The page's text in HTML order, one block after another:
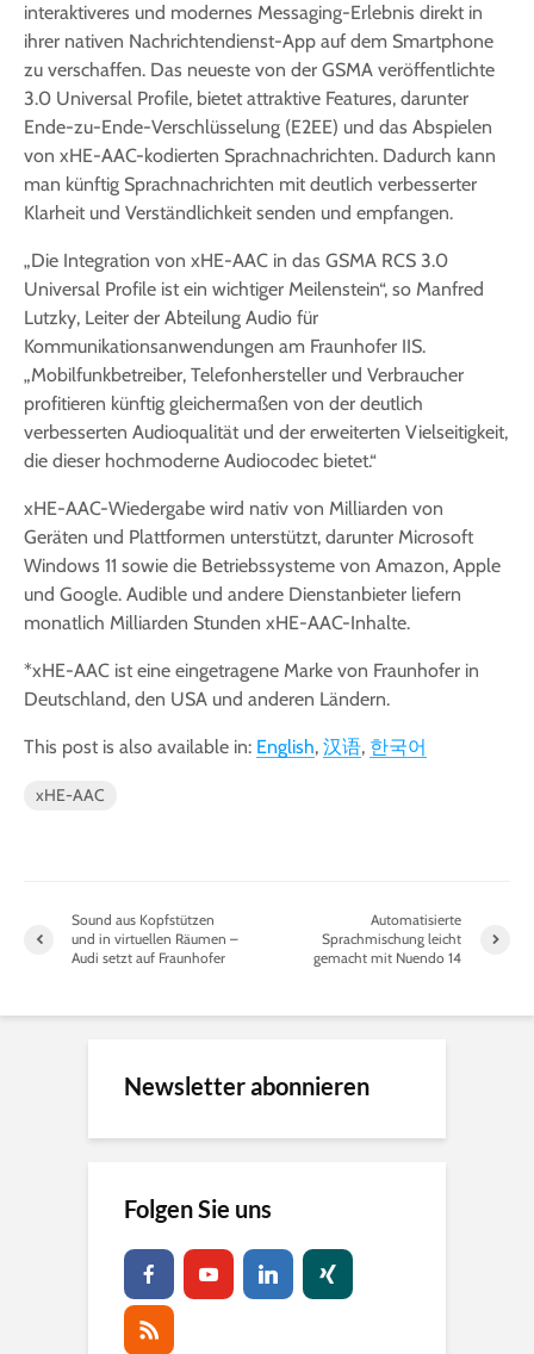
interaktiveres und modernes Messaging-Erlebnis direkt in
ihrer nativen Nachrichtendienst-App auf dem Smartphone
zu verschaffen. Das neueste von der GSMA veröffentlichte
3.0 Universal Profile, bietet attraktive Features, darunter
Ende-zu-Ende-Verschlüsselung (E2EE) und das Abspielen
von xHE-AAC-kodierten Sprachnachrichten. Dadurch kann
man künftig Sprachnachrichten mit deutlich verbesserter
Klarheit und Verständlichkeit senden und empfangen.
„Die Integration von xHE-AAC in das GSMA RCS 3.0
Universal Profile ist ein wichtiger Meilenstein“, so Manfred
Lutzky, Leiter der Abteilung Audio für
Kommunikationsanwendungen am Fraunhofer IIS.
„Mobilfunkbetreiber, Telefonhersteller und Verbraucher
profitieren künftig gleichermaßen von der deutlich
verbesserten Audioqualität und der erweiterten Vielseitigkeit,
die dieser hochmoderne Audiocodec bietet.“
xHE-AAC-Wiedergabe wird nativ von Milliarden von
Geräten und Plattformen unterstützt, darunter Microsoft
Windows 11 sowie die Betriebssysteme von Amazon, Apple
und Google. Audible und andere Dienstanbieter liefern
monatlich Milliarden Stunden xHE-AAC-Inhalte.
*xHE-AAC ist eine eingetragene Marke von Fraunhofer in
Deutschland, den USA und anderen Ländern.
This post is also available in: English 汉语 한국어
xHE-AAC
Sound aus Kopfstützen
und in virtuellen Räumen –
Audi setzt auf Fraunhofer
Automatisierte
Sprachmischung leicht
gemacht mit Nuendo 14
Newsletter abonnieren
Folgen Sie uns